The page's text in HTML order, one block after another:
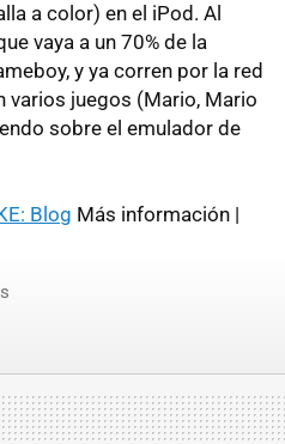
a color) en el iPod. Al
vaya a un 70% de la
y ya corren por la red
varios juegos (Mario, Mario
sobre el emulador de
Blog Más información |